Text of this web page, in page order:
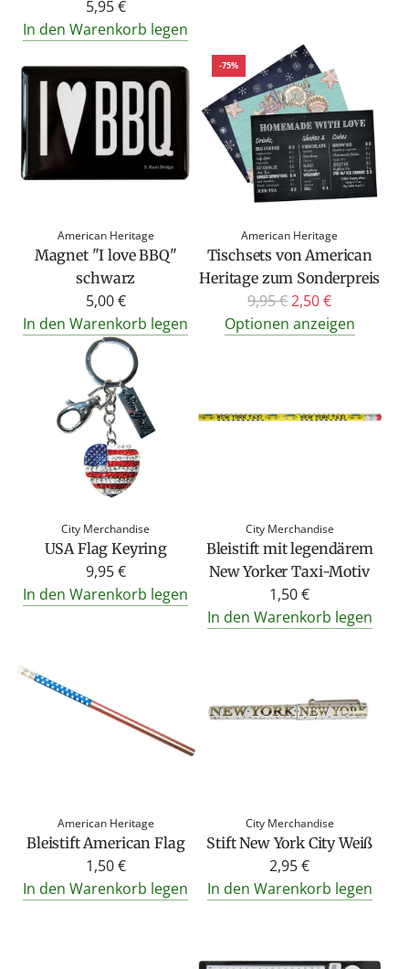
5,95 €
In den Warenkorb legen
American Heritage
Magnet "I love BBQ"
schwarz
5,00 €
In den Warenkorb legen
-75%
American Heritage
Tischsets von American
Heritage zum Sonderpreis
R
e
ä
r
e
i
9,95 €2,50 €
Optionen anzeigen
City Merchandise
USA Flag Keyring
9,95 €
In den Warenkorb legen
City Merchandise
Bleistift mit legendärem
New Yorker Taxi-Motiv
1,50 €
In den Warenkorb legen
American Heritage
Bleistift American Flag
1,50 €
In den Warenkorb legen
City Merchandise
Stift New York City Weiß
2,95 €
In den Warenkorb legen